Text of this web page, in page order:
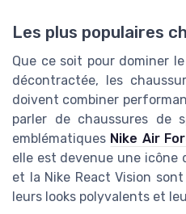
Les plus populaires
Que ce soit pour dominer
décontractée, les
doivent combiner
parler de chaussures de
emblématiques Nike Air
elle est devenue une icône
et la Nike React Vision
leurs looks polyvalents et